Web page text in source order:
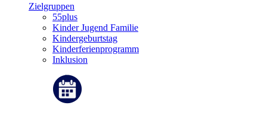
Zielgruppen
55plus
Kinder Jugend Familie
Kindergeburtstag
Kinderferienprogramm
Inklusion